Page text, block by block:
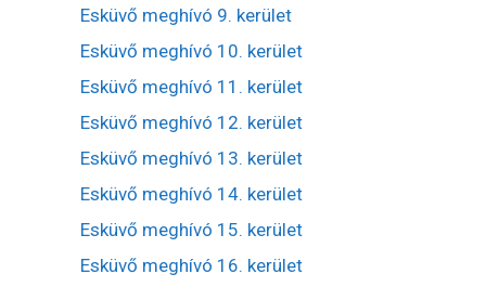
Esküvő meghívó 9. kerület
Esküvő meghívó 10. kerület
Esküvő meghívó 11. kerület
Esküvő meghívó 12. kerület
Esküvő meghívó 13. kerület
Esküvő meghívó 14. kerület
Esküvő meghívó 15. kerület
Esküvő meghívó 16. kerület